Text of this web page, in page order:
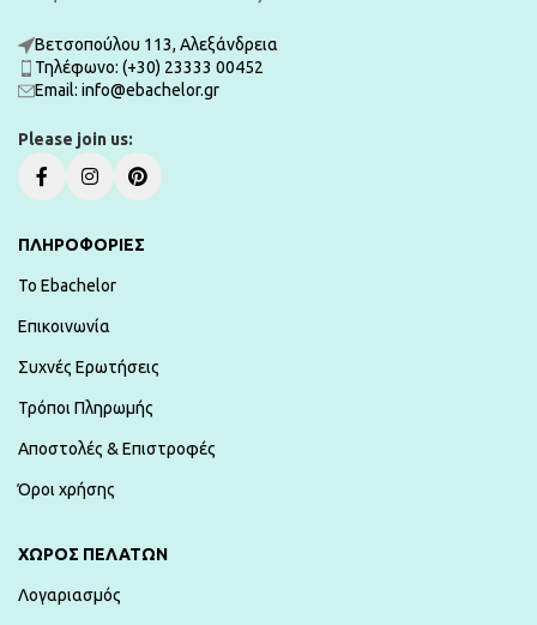
Βετσοπούλου 113, Αλεξάνδρεια
Τηλέφωνο: (+30) 23333 00452
Εmail: info@ebachelor.gr
Please join us:
ΠΛΗΡΟΦΟΡΙΕΣ
To Ebachelor
Επικοινωνία
Συχνές Ερωτήσεις
Τρόποι Πληρωμής
Αποστολές & Επιστροφές
Όροι χρήσης
ΧΏΡΟΣ ΠΕΛΑΤΏΝ
Λογαριασμός